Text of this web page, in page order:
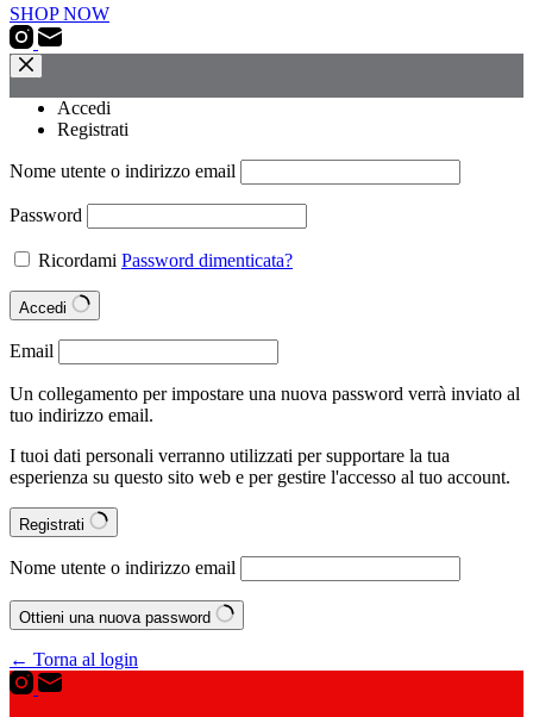
SHOP NOW
Accedi
Registrati
Nome utente o indirizzo email
Password
Ricordami Password dimenticata?
Accedi
Email
Un collegamento per impostare una nuova password verrà inviato al
tuo indirizzo email.
I tuoi dati personali verranno utilizzati per supportare la tua
esperienza su questo sito web e per gestire l'accesso al tuo account.
Registrati
Nome utente o indirizzo email
Ottieni una nuova password
← Torna al login